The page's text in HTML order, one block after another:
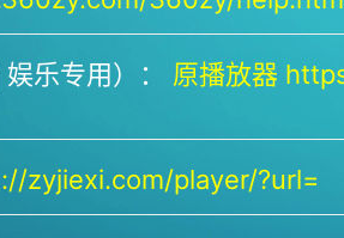
乐专用）： 原播放器
zyjiexi.com/player/?url=